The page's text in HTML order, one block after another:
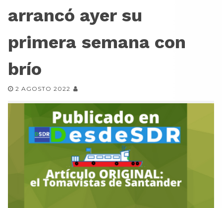
arrancó ayer su
primera semana con
brío
2 AGOSTO 2022